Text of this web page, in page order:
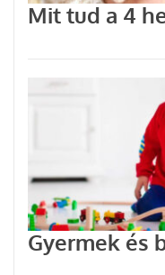
Mit tud a 4
Gyermek és